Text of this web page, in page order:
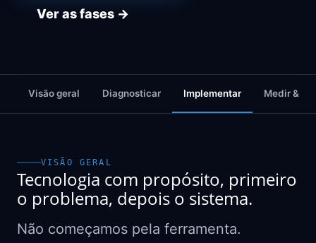
Ver as fases →
Visão geral Diagnosticar Implementar Medir &
VISÃO GERAL
Tecnologia com propósito, primeiro
o problema, depois o sistema.
Não começamos pela ferramenta.